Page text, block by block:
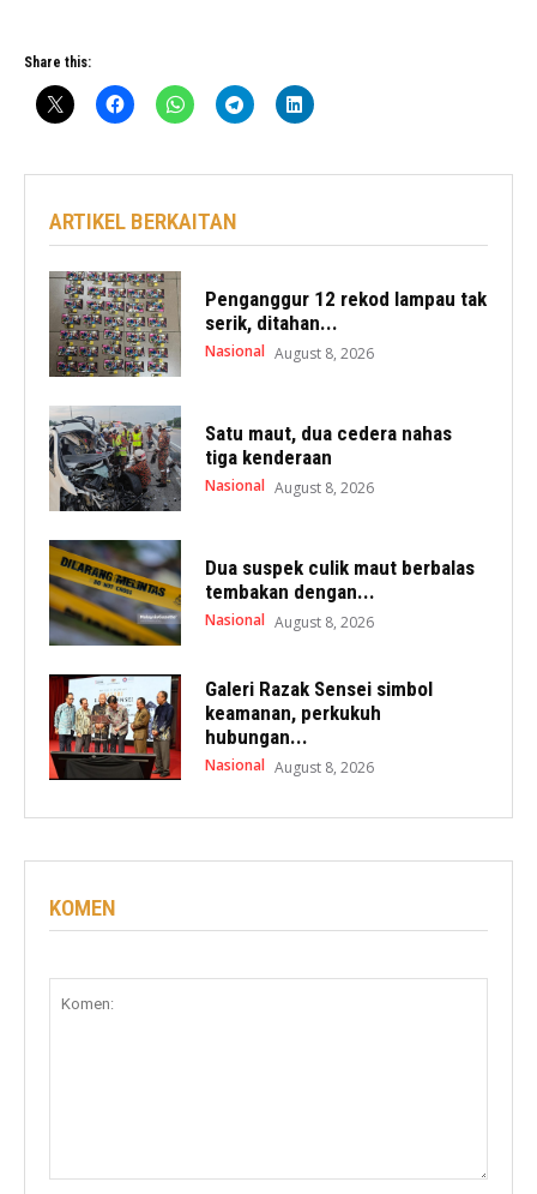
Share this:
ARTIKEL BERKAITAN
Penganggur 12 rekod lampau tak
serik, ditahan...
Nasional August 8, 2026
Satu maut, dua cedera nahas
tiga kenderaan
Nasional August 8, 2026
Dua suspek culik maut berbalas
tembakan dengan...
Nasional August 8, 2026
Galeri Razak Sensei simbol
keamanan, perkukuh
hubungan...
Nasional August 8, 2026
KOMEN